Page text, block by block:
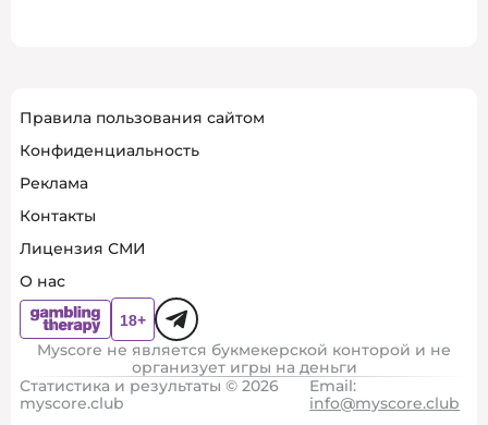
Правила пользования сайтом
Конфиденциальность
Реклама
Контакты
Лицензия СМИ
О нас
Myscore не является букмекерской конторой и не
организует игры на деньги
Статистика и результаты © 2026
myscore.club
Email:
info@myscore.club